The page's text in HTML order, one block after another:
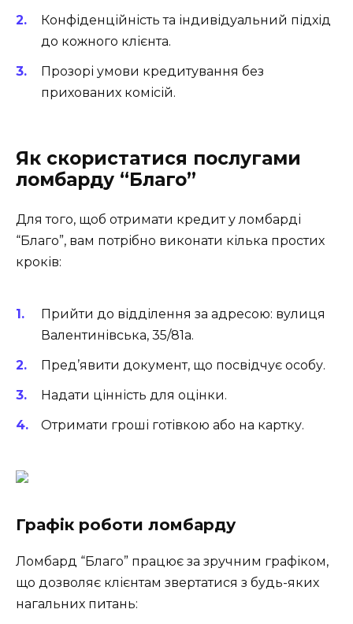
Конфіденційність та індивідуальний підхід
до кожного клієнта.
Прозорі умови кредитування без
прихованих комісій.
Як скористатися послугами
ломбарду “Благо”
Для того, щоб отримати кредит у ломбарді
“Благо”, вам потрібно виконати кілька простих
кроків:
Прийти до відділення за адресою: вулиця
Валентинівська, 35/81а.
Пред’явити документ, що посвідчує особу.
Надати цінність для оцінки.
Отримати гроші готівкою або на картку.
Графік роботи ломбарду
Ломбард “Благо” працює за зручним графіком,
що дозволяє клієнтам звертатися з будь-яких
нагальних питань: